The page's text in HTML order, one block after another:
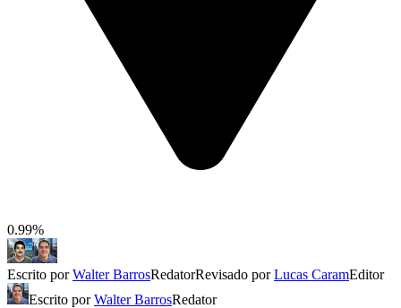
0.99%
Escrito porWalter BarrosRedatorRevisado porLucas CaramEditor
Escrito porWalter BarrosRedator